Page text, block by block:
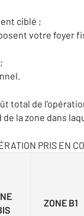
ciblé ;
votre foyer
total de
la zone dans
PRIS EN
ZONE B1